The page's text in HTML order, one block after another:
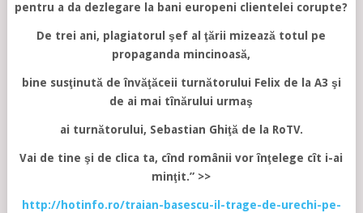
pentru a da dezlegare la bani europeni clientelei corupte?
De trei ani, plagiatorul şef al ţării mizează totul pe
propaganda mincinoasă,
bine susţinută de învăţăceii turnătorului Felix de la A3 şi
de ai mai tînărului urmaş
ai turnătorului, Sebastian Ghiţă de la RoTV.
Vai de tine şi de clica ta, cînd românii vor înţelege cît i-ai
minţit.” >>
http://hotinfo.ro/traian-basescu-il-trage-de-urechi-pe-